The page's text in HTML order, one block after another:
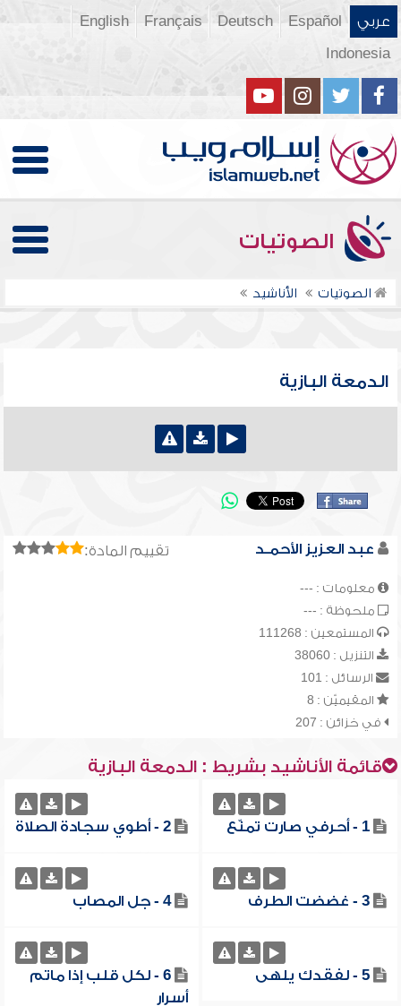
عربي Español
Deutsch
Français
English
Indonesia
الصوتيات
الصوتيات الأناشيد
الدمعة البازية
تقييم المادة: عبد العزيز الأحمـد
معلومات : ---
ملحوظة : ---
المستمعين : 111268
التنزيل : 38060
الرسائل : 101
المقيميّن : 8
في خزائن : 207
قائمة الأناشيد بشريط : الدمعة البازية
1 - أحرفي صارت تمنّع 2 - أطوي سجادة الصلاة
3 - غضضت الطرف 4 - جل المصاب
5 - لفقدك يلهى
6 - لكل قلب إذا ماتم
أسرار